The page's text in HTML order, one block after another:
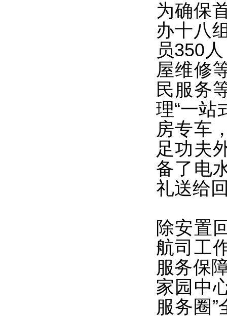
为确保
办十八
员350
屋维修
民服务
理“一站
房专车
足功夫
备了电
礼送给
除安置
航司工
服务保
家园中
服务圈